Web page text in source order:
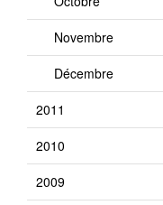
Novembre
Décembre
2011
2010
2009